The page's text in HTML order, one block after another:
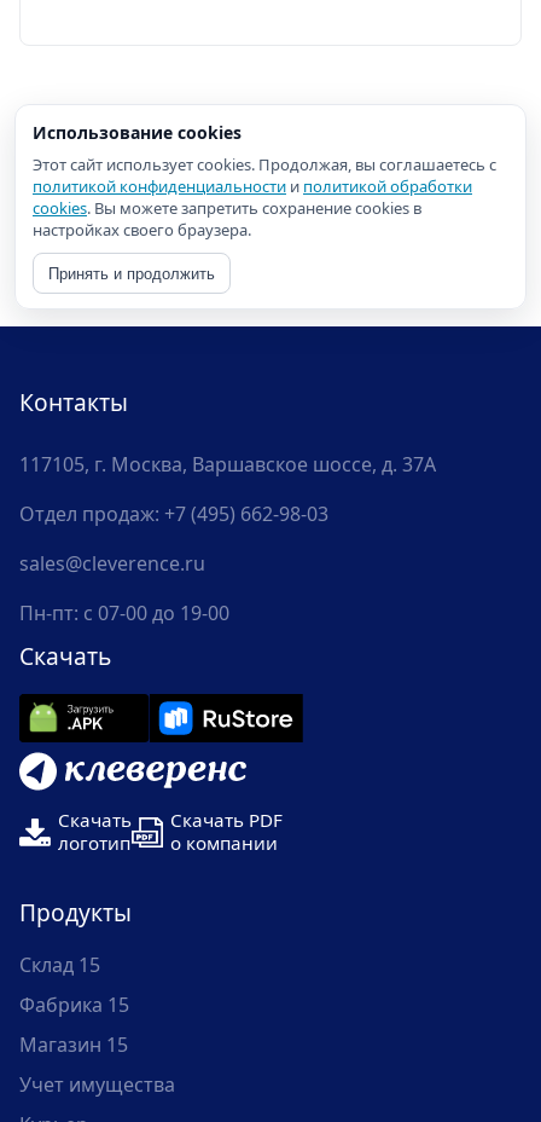
Использование cookies
Этот сайт использует cookies. Продолжая, вы соглашаетесь с
политикой конфиденциальности и политикой обработки
cookies. Вы можете запретить сохранение cookies в
настройках своего браузера.
Принять и продолжить
Контакты
117105, г. Москва, Варшавское шоссе, д. 37А
Отдел продаж: +7 (495) 662-98-03
sales@cleverence.ru
Пн-пт: с 07-00 до 19-00
Скачать
Скачать
логотип
Скачать PDF
о компании
Продукты
Склад 15
Фабрика 15
Магазин 15
Учет имущества